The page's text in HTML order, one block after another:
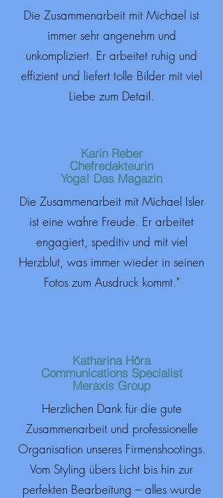
Die Zusammenarbeit mit Michael ist
immer sehr angenehm und
unkompliziert. Er arbeitet ruhig und
effizient und liefert tolle Bilder mit viel
Liebe zum Detail.
Karin Reber
Chefredakteurin
Yoga! Das Magazin
Die Zusammenarbeit mit Michael Isler
ist eine wahre Freude. Er arbeitet
engagiert, speditiv und mit viel
Herzblut, was immer wieder in seinen
Fotos zum Ausdruck kommt."
Katharina Höra
Communications Specialist
Meraxis Group
Herzlichen Dank für die gute
Zusammenarbeit und professionelle
Organisation unseres Firmenshootings.
Vom Styling übers Licht bis hin zur
perfekten Bearbeitung – alles wurde